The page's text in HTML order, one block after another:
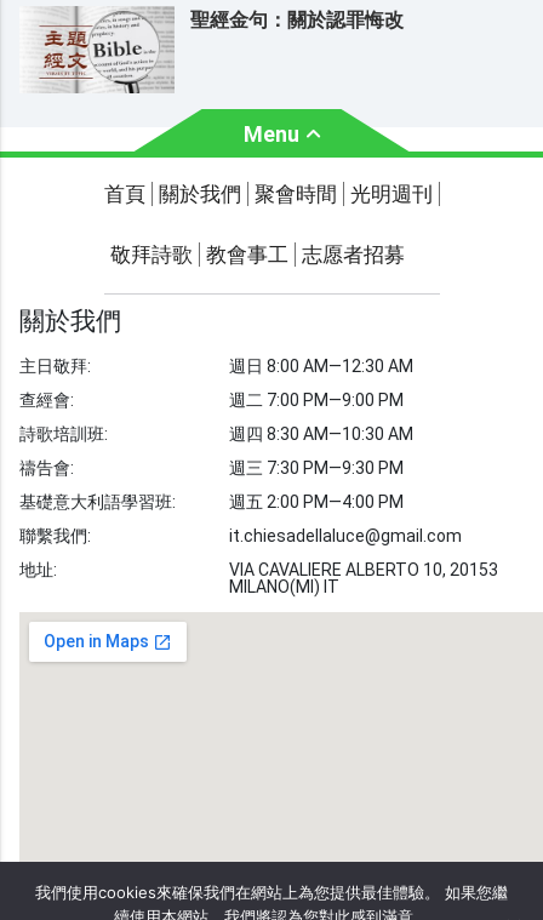
聖經金句：關於認罪悔改
Menu
關於我們 聚會時間
光明週刊 學習聖經
聖經故事
敬拜詩歌 圖庫
聖經金句
教會事工 志愿者招募
首頁 關於我們 聚會時間 光明週刊
敬拜詩歌 教會事工 志愿者招募
關於我們
主日敬拜:
查經會:
詩歌培訓班:
禱告會:
基礎意大利語學習班:
聯繫我們:
地址:
週日 8:00 AM—12:30 AM
週二 7:00 PM—9:00 PM
週四 8:30 AM—10:30 AM
週三 7:30 PM—9:30 PM
週五 2:00 PM—4:00 PM
it.chiesadellaluce@gmail.com
VIA CAVALIERE ALBERTO 10, 20153
MILANO(MI) IT
我們使用cookies來確保我們在網站上為您提供最佳體驗。 如果您繼